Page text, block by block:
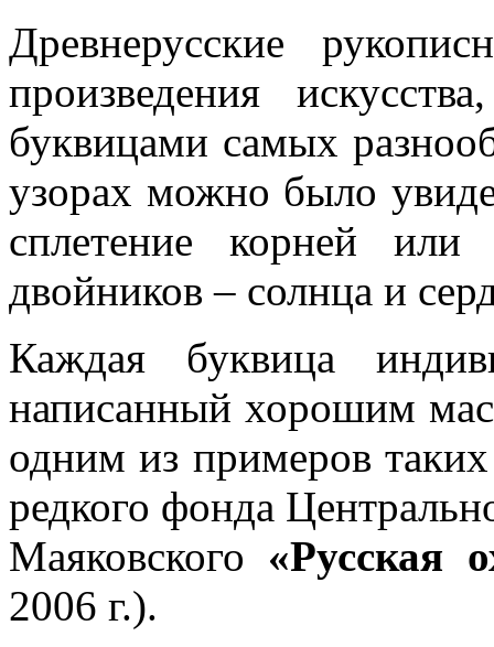
Древнерусские
произведения
буквицами самых
узорах можно было
сплетение корней
двойников – солнца и
Каждая буквица
написанный хорошим
одним из примеров
редкого фонда
Маяковского «Русская
2006 г.).